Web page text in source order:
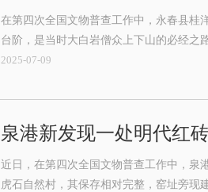
在第四次全国文物普查工作中，永春县
台阶，是当时大白岩僧众上下山的必经之
2025-07-09
泉港新发现一处明代红
近日，在第四次全国文物普查工作中，泉
虎石自然村，其保存相对完整，窑址旁现